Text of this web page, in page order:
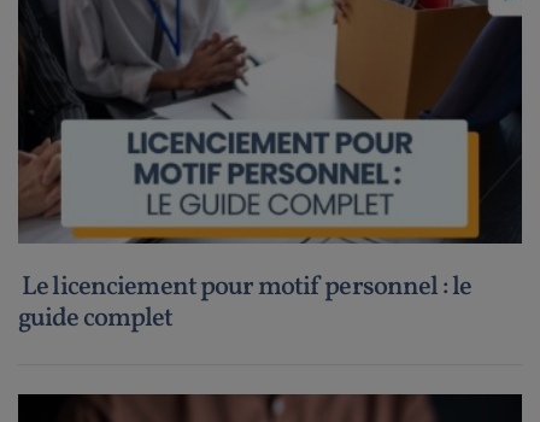
Le licenciement pour motif personnel : le
guide complet